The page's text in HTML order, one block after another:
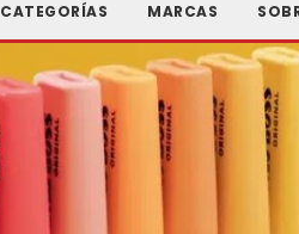
CATEGORÍAS MARCAS